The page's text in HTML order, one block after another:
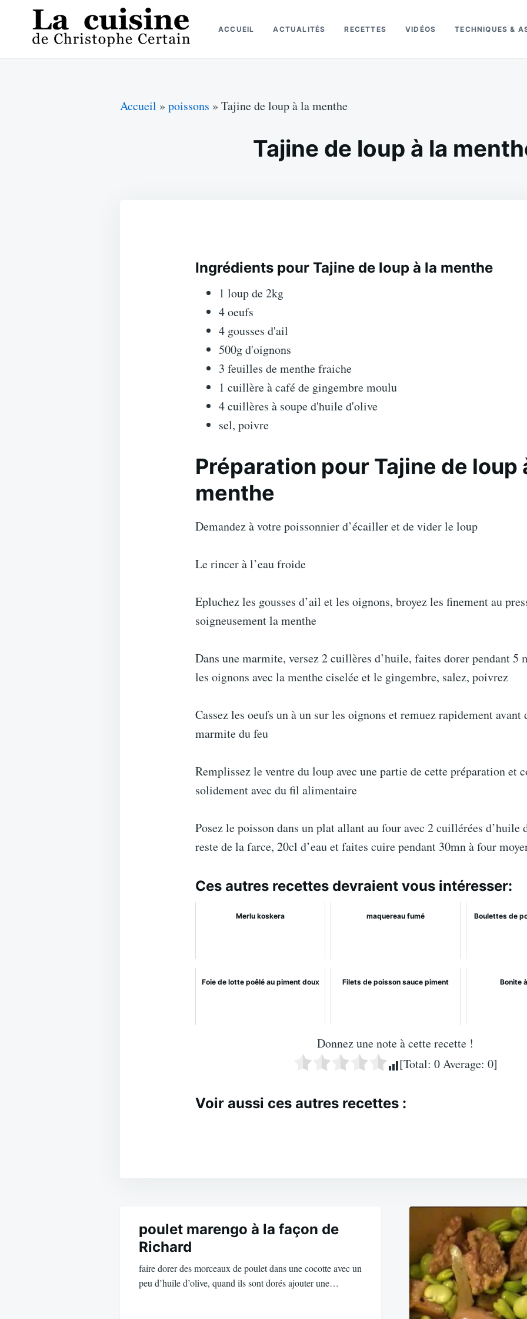
content
for:
ACCUEIL ACTUALITÉS RECETTES VIDÉOS TECHNIQUES &
Accueil » poissons » Tajine de loup à la menthe
Tajine de loup à la
Ingrédients pour Tajine de loup à la menthe
1 loup de 2kg
4 oeufs
4 gousses d'ail
500g d'oignons
3 feuilles de menthe fraiche
1 cuillère à café de gingembre moulu
4 cuillères à soupe d'huile d'olive
sel, poivre
Préparation pour Tajine de loup
menthe
Demandez à votre poissonnier d’écailler et de vider le loup
Le rincer à l’eau froide
Epluchez les gousses d’ail et les oignons, broyez les finement au
soigneusement la menthe
Dans une marmite, versez 2 cuillères d’huile, faites dorer pendant 5
les oignons avec la menthe ciselée et le gingembre, salez, poivrez
Cassez les oeufs un à un sur les oignons et remuez rapidement
marmite du feu
Remplissez le ventre du loup avec une partie de cette préparation et
solidement avec du fil alimentaire
Posez le poisson dans un plat allant au four avec 2 cuillérées d’huile
reste de la farce, 20cl d’eau et faites cuire pendant 30mn à four
Ces autres recettes devraient vous intéresser:
Merlu koskera maquereau fumé Boulettes de
Foie de lotte poêlé au piment doux Filets de poisson sauce piment Bonite
Donnez une note à cette recette !
[Total: 0Average: 0]
Voir aussi ces autres recettes :
de
l’article
poulet marengo à la façon de
Richard
faire dorer des morceaux de poulet dans une cocotte avec un
peu d’huile d’olive, quand ils sont dorés ajouter une…